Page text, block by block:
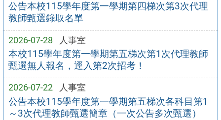
公告本校115學年度第一學期第四梯次第3次代理
教師甄選錄取名單
2026-07-28 人事室
本校115學年度第一學期第五梯次第1次代理教師
甄選無人報名，逕入第2次招考！
2026-07-22 人事室
公告本校115學年度第一學期第五梯次各科目第1
～3次代理教師甄選簡章（一次公告多次甄選）